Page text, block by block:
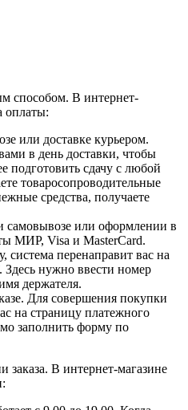
способом. В интернет-
оплаты:
или доставке курьером.
в день доставки, чтобы
подготовить сдачу с любой
товаросопроводительные
средства, получаете
самовывозе или оформлении в
МИР, Visa и MasterCard.
система перенаправит вас на
Здесь нужно ввести номер
держателя.
Для совершения покупки
на страницу платежного
заполнить форму по
заказа. В интернет-магазине